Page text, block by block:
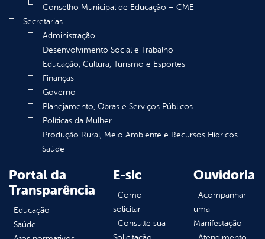
Conselho Municipal de Educação – CME
Secretarias
Administração
Desenvolvimento Social e Trabalho
Educação, Cultura, Turismo e Esportes
Finanças
Governo
Planejamento, Obras e Serviços Públicos
Políticas da Mulher
Produção Rural, Meio Ambiente e Recursos Hídricos
Saúde
Portal da
Transparência
Educação
Saúde
E-sic
Como
solicitar
Consulte sua
Ouvidoria
Acompanhar
uma
Manifestação